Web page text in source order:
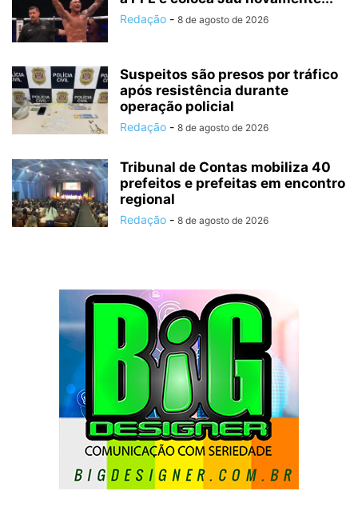
Redação - 8 de agosto de 2026
Suspeitos são presos por tráfico
após resistência durante
operação policial
Redação - 8 de agosto de 2026
Tribunal de Contas mobiliza 40
prefeitos e prefeitas em encontro
regional
Redação - 8 de agosto de 2026